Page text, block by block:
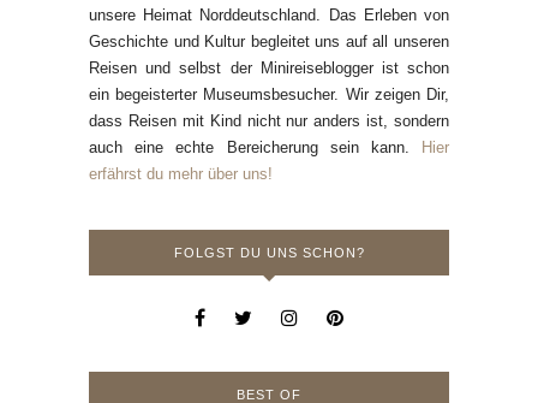
unsere Heimat Norddeutschland. Das Erleben von
Geschichte und Kultur begleitet uns auf all unseren
Reisen und selbst der Minireiseblogger ist schon
ein begeisterter Museumsbesucher. Wir zeigen Dir,
dass Reisen mit Kind nicht nur anders ist, sondern
auch eine echte Bereicherung sein kann.
Hier
erfährst du mehr über uns!
FOLGST DU UNS SCHON?
BEST OF